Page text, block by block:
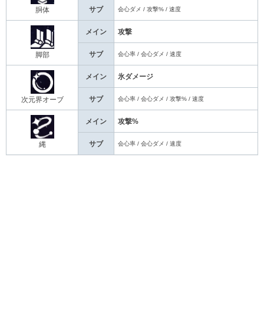
胴体 サブ 会心ダメ / 攻撃% / 速度
脚部
メイン 攻撃
サブ 会心率 / 会心ダメ / 速度
次元界オーブ
メイン 氷ダメージ
サブ 会心率 / 会心ダメ / 攻撃% / 速度
縄
メイン 攻撃%
サブ 会心率 / 会心ダメ / 速度